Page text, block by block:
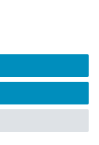
der Shop 0,00
LEGENDS OF
MIXELS sind
LEGO Gruppe.